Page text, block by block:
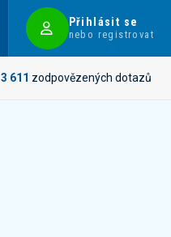
Přihlásit se
nebo registrovat
3 611 zodpovězených dotazů